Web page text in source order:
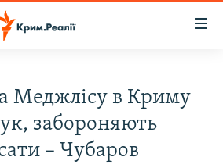
Меджлісу в Криму
забороняють
– Чубаров